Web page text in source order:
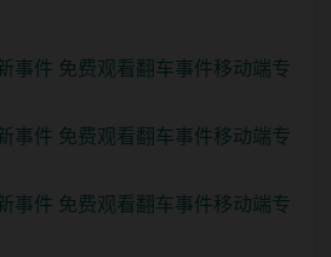
事件 免费观看翻车事件移动端专
事件 免费观看翻车事件移动端专
事件 免费观看翻车事件移动端专